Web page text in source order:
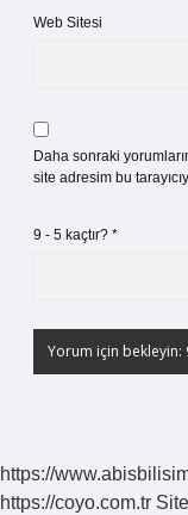
Web Sitesi
Daha sonraki
site adresim bu
9 - 5 kaçtır? *
https://
https://coyo.com.tr